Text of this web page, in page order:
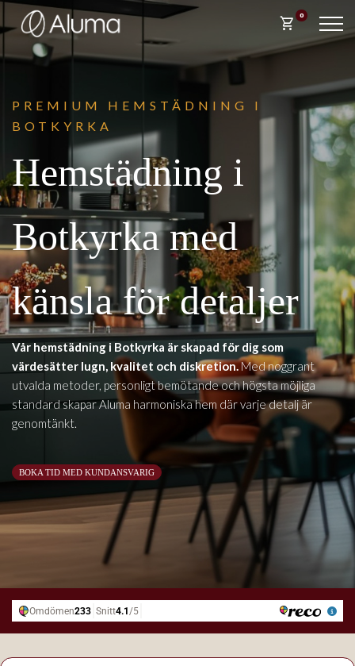
shopping_cart 0
PREM IUM HEMSTÄDNING I
BOTKYRKA
Hemstädning i
Botkyrka med
känsla för detaljer
Vår hemstädning i Botkyrka är skapad för dig som
värdesätter lugn, kvalitet och diskretion.Med noggrant
utvalda metoder, personligt bemötande och högsta möjliga
standard skapar Aluma harmoniska hem där varje detalj är
genomtänkt.
BOKA TID MED KUNDANSVARIG